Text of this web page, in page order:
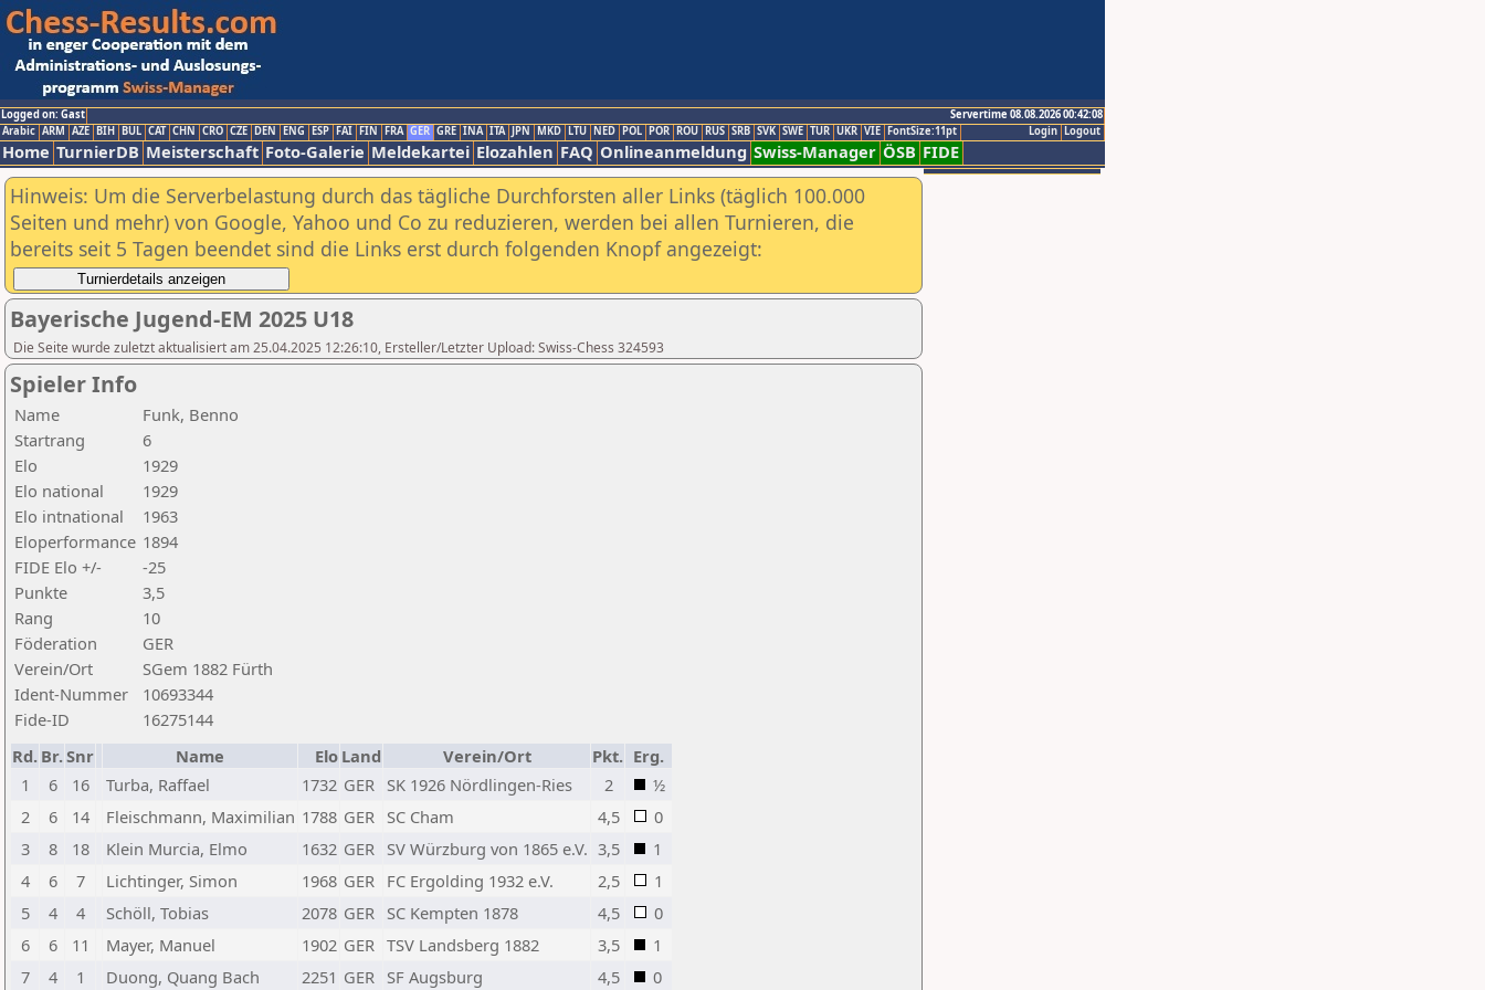
Logged on: Gast
Servertime 08.08.2026 00:42:08
Logout
Login
Arabic ARM AZE BIH BUL CAT CHN CRO CZE DEN ENG ESP FAI FIN FRA GER GRE INA ITA JPN MKD LTU NED POL POR ROU RUS SRB SVK SWE TUR UKR VIE FontSize:11pt
Home TurnierDB Meisterschaft Foto-Galerie Meldekartei Elozahlen FAQ Onlineanmeldung Swiss-Manager ÖSB FIDE
Hinweis: Um die Serverbelastung durch das tägliche Durchforsten aller Links (täglich 100.000
Seiten und mehr) von Google, Yahoo und Co zu reduzieren, werden bei allen Turnieren, die
bereits seit 5 Tagen beendet sind die Links erst durch folgenden Knopf angezeigt:
Bayerische Jugend-EM 2025 U18
Die Seite wurde zuletzt aktualisiert am 25.04.2025 12:26:10, Ersteller/Letzter Upload: Swiss-Chess 324593
Spieler Info
Name
Funk, Benno
Startrang
6
Elo
1929
Elo national
1929
Elo intnational
1963
Eloperformance 1894
FIDE Elo +/-
-25
Punkte
3,5
Rang
10
Föderation
GER
Verein/Ort
SGem 1882 Fürth
Ident-Nummer
10693344
Fide-ID
16275144
Rd. Br.Snr Name Elo Land Verein/Ort Pkt. Erg.
1
6 16 Turba, Raffael 1732 GER SK 1926 Nördlingen-Ries 2
½
2
6 14 Fleischmann, Maximilian 1788 GER SC Cham 4,5
0
3
8 18 Klein Murcia, Elmo 1632 GER SV Würzburg von 1865 e.V. 3,5
1
4
6 7 Lichtinger, Simon 1968 GER FC Ergolding 1932 e.V. 2,5
1
5
4 4 Schöll, Tobias 2078 GER SC Kempten 1878 4,5
0
6
6 11 Mayer, Manuel 1902 GER TSV Landsberg 1882 3,5
1
7
4 1 Duong, Quang Bach 2251 GER SF Augsburg 4,5 0